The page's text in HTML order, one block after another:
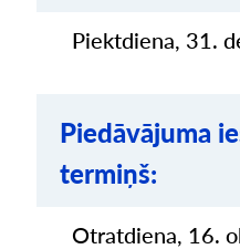
Piektdiena, 31.
Piedāvājuma
termiņš:
Otratdiena, 16.